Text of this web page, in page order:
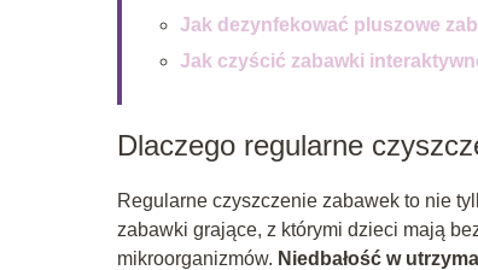
Jak dezynfekować pluszowe
Jak czyścić zabawki
Dlaczego regularne
Regularne czyszczenie zabawek to nie
zabawki grające, z którymi dzieci mają
mikroorganizmów. Niedbałość w